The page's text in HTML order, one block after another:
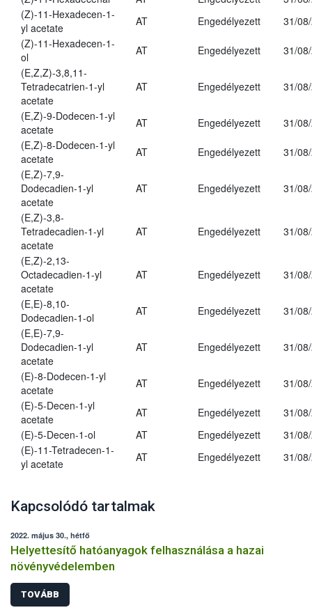
(Z)-11-Hexadecen-1-
yl acetate
AT Engedélyezett
31/
(Z)-11-Hexadecen-1-
ol
AT Engedélyezett
31/
(E,Z,Z)-3,8,11-
Tetradecatrien-1-yl
acetate
AT Engedélyezett 31/
(E,Z)-9-Dodecen-1-yl
acetate
AT Engedélyezett
31/
(E,Z)-8-Dodecen-1-yl
acetate
AT Engedélyezett
31/
(E,Z)-7,9-
Dodecadien-1-yl
acetate
AT Engedélyezett 31/
(E,Z)-3,8-
Tetradecadien-1-yl
acetate
AT Engedélyezett 31/
(E,Z)-2,13-
Octadecadien-1-yl
acetate
AT Engedélyezett 31/
(E,E)-8,10-
Dodecadien-1-ol
AT Engedélyezett
31/
(E,E)-7,9-
Dodecadien-1-yl
acetate
AT Engedélyezett 31/
(E)-8-Dodecen-1-yl
acetate
AT Engedélyezett
31/
(E)-5-Decen-1-yl
acetate
AT Engedélyezett
31/
(E)-5-Decen-1-ol
AT Engedélyezett
31/
(E)-11-Tetradecen-1-
yl acetate
AT Engedélyezett 31/
Kapcsolódó tartalmak
2022. május 30., hétfő
Helyettesítő hatóanyagok felhasználása a hazai
növényvédelemben
TOVÁBB